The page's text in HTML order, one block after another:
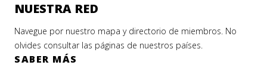
NUESTRA RED
Navegue por nuestro mapa y directorio de miembros. No
olvides consultar las páginas de nuestros países.
SABER MÁS